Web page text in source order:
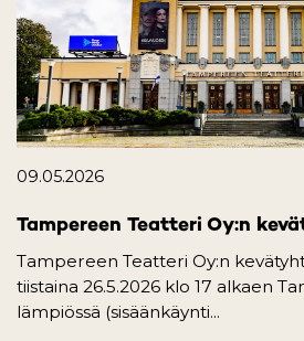
09.05.2026
Tampereen Teatteri Oy:n
Tampereen Teatteri Oy:n
tiistaina 26.5.2026 klo 17 alkaen
lämpiössä (sisäänkäynti...